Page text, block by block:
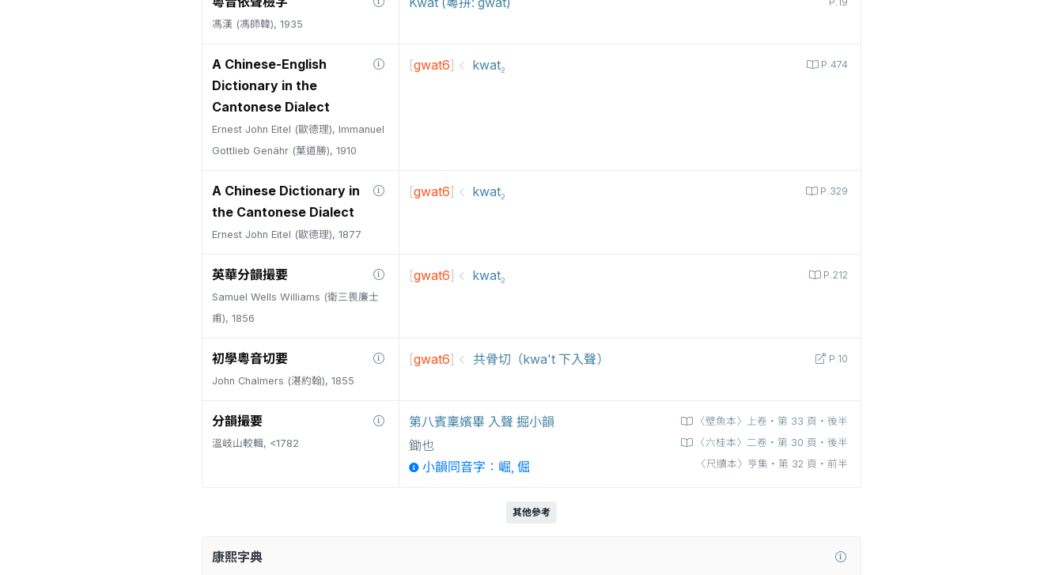
馮漢 (馮師韓), 1935
A Chinese-English
Dictionary in the
Cantonese Dialect
Ernest John Eitel (歐德理), Immanuel
Gottlieb Genähr (葉道勝), 1910
P.474
[gwat6] kwat꜇
A Chinese Dictionary in
the Cantonese Dialect
Ernest John Eitel (歐德理), 1877
P.329
[gwat6] kwat꜇
英華分韻撮要
Samuel Wells Williams (衛三畏廉士
甫), 1856
P.212
[gwat6] kwat꜇
初學粵音切要
John Chalmers (湛約翰), 1855
P.10
[gwat6] 共骨切（kwa't 下入聲）
分韻撮要
溫岐山較輯, <1782
〈壁魚本〉上卷‧第 33 頁‧後半
〈六桂本〉二卷‧第 30 頁‧後半
〈尺牘本〉亨集‧第 32 頁‧前半
第八賓稟嬪畢 入聲 掘小韻
鋤也
小韻同音字：崛, 倔
其他參考
康熙字典